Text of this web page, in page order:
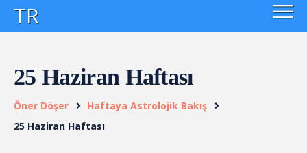
TR
25 Haziran Haftası
Öner Döşer
Haftaya Astrolojik Bakış
25 Haziran Haftası